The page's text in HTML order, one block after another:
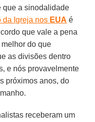
que a sinodalidade
da Igreja nos EUA é
que vale a pena
do que
as divisões dentro
e nós provavelmente
próximos anos, do
receberam um